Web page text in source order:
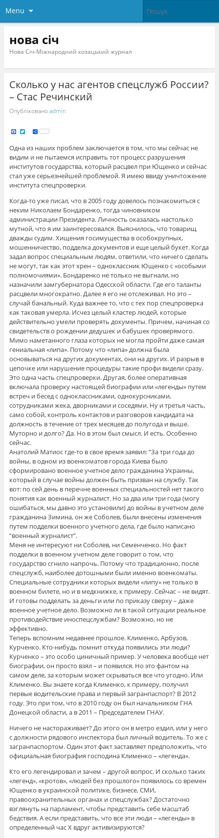
Menu
нова січ
Нова Січ-Міжнародний козацький журнал
Сколько у нас агентов спецслужб России?
– Стас Речинский
Опублікованоadmin
Fa
e
b
o
o
k
Tw
t
t
e
r
S
h
r
e
Одна из наших проблем заключается в том, что мы сейчас не
видим и не пытаемся исправить тот процесс разрушения
институтов государства, который расцвел при Ющенко и сейчас
стал уже серьезнейшей проблемой. Я имею ввиду уничтожение
института спецпроверки.
Когда-то уже писал, что в 2005 году довелось познакомиться с
неким Николаем Бондаренко, тогда чиновником
администрации Президента. Личность оказалась настолько
мутной, что я им заинтересовался. Выяснилось, что товарищ
дважды судим. Хищения госимущества в особокрупных,
мошенничество, подделка документов и еще целый букет. Когда
задал вопрос специальным людям, ответили, что ничего сделать
не могут, так как этот хрен – одноклассник Ющенко с «особыми
полномочиями». Бондаренко не только не выгнали, но
назначили замгубернатора Одесской области. Где его таланты
расцвели многократно. Далее я его не отслеживал. Но это –
случай банальный. Куда важнее то, что с тех пор спецпроверка
как таковая умерла. Исчез целый кластер людей, которые
действительно умели проверять документы. Причем, начиная со
свидетельств о рождении дедушек и бабушек проверямого.
Мимо наметанного глаза которых не могла пройти даже самая
гениальная «липа». Потому что «липа» должна была
основываться на других документах, они на других. И разрыв в
цепочке или нарушение процедуры такие профи видели сразу.
Это одна часть спецпроверки. Другая, более оперативная
включала проверку настоящей биографии или «легенды» путем
встреч и бесед с одноклассниками, однокурсниками,
сотрудниками жека, дворниками и соседями. Ну и третья часть,
само собой, контроль контактов и разговоров кандидата на
должность в течение от трех месяцев до полугода и выше.
Муторно и долго? Да. Но в этом был смысл. И есть. Особенно
сейчас.
Анатолий Матиос где-то в свое время заявил: “За три года до
войны, в одном из военкоматов города Киева было
сформировано военное учетное дело гражданина Украины,
который в случае войны должен быть призван на службу. Так
вот: по сей день в перечне военных специальностей нет такого
понятия как военный журналист. Но за два или три года (могу
ошибаться, мы давно это установили) до войны в учетном деле
гражданина Зимина, он же Соболев, были внесены изменения
путем подделки военного учетного дела, где было написано
“военный журналист”.
Меня не интересуют ни Соболев, ни Семенченко. Но факт
подделки в военном учетном деле говорит о том, что
государство сгнило напрочь. Потому что традиционно, после
спецслужб, наиболее дотошными были именно военкоматы.
Специальные сотрудники которых видели «липу» не только в
военном билете, но и в медкнижке, к примеру. Сейчас – не видят.
И готовы подделать за деньги или по приказу сверху – даже
военное учетное дело. Возможно ли в такой ситуации реальное
противодействие иноспецслужбам? Возможно, но не
эффективно.
Теперь вспомним недавнее прошлое. Клименко, Арбузов,
Курченко. Кто-нибудь помнит откуда появились эти люди?
Курченко – это особо циничный пример. У человека вообще нет
биографии, он просто взял – и появился. Но это фантом на
самом деле, за которым может скрываться все что угодно. Или
Клименко. Вы знаете когда Клименко, к примеру, получил
первые водительские права и первый загранпаспорт? В 2012
году. Это при том, что в 2010 году он был начальником ГНА
Донецкой области, а в 2011 – Председателем ГНАУ.
Ничего не настораживает? До этого он в метро ездил, или у него
с должности рядового инспектора был личный водитель. То же с
загранпаспортом. Один этот факт заставляет предположить, что
официальная биография господина Клименко – «легенда».
Кто его легендировал и зачем – другой вопрос. И сколько таких
«легенд», «кротов», «людей без прошлого» появилось со времен
Ющенко в украинской политике, бизнесе, СМИ,
правоохранительных органах и спецслужбах? Достаточно
взглянуть на парламент, чтобы представить себе масштаб
бедствия. А если представить, что все эти люди – «легенды» в
определенный час Х вдруг активизируются?